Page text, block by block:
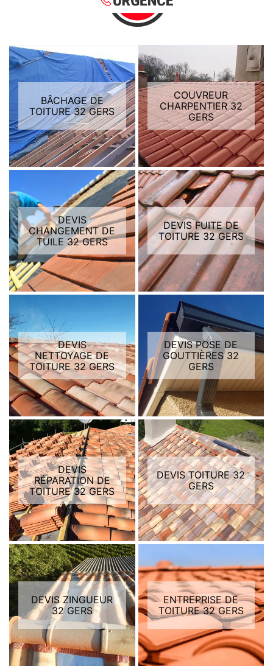
BÂCHAGE DE
TOITURE 32 GERS
COUVREUR
CHARPENTIER 32
GERS
DEVIS
CHANGEMENT DE
TUILE 32 GERS
DEVIS FUITE DE
TOITURE 32 GERS
DEVIS
NETTOYAGE DE
TOITURE 32 GERS
DEVIS POSE DE
GOUTTIÈRES 32
GERS
DEVIS
RÉPARATION DE
TOITURE 32 GERS
DEVIS TOITURE 32
GERS
DEVIS ZINGUEUR
32 GERS
ENTREPRISE DE
TOITURE 32 GERS